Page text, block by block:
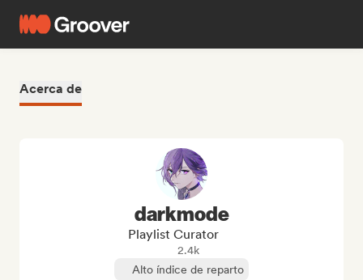
Acerca de
darkmode
Playlist Curator
2.4k
Alto índice de reparto